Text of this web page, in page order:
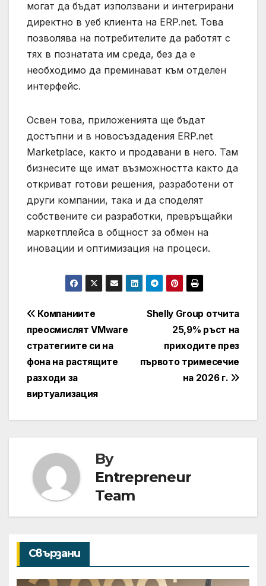
могат да бъдат използвани и интегрирани
директно в уеб клиента на ERP.net. Това
позволява на потребителите да работят с
тях в познатата им среда, без да е
необходимо да преминават към отделен
интерфейс.
Освен това, приложенията ще бъдат
достъпни и в новосъздадения ERP.net
Marketplace, както и продавани в него. Там
бизнесите ще имат възможността както да
откриват готови решения, разработени от
други компании, така и да споделят
собствените си разработки, превръщайки
маркетплейса в общност за обмен на
иновации и оптимизация на процеси.
Навигация
Shelly Group отчита
25,9% ръст на
приходите през
първото тримесечие
на 2026 г.
Компаниите
преосмислят VMware
стратегиите си на
фона на растящите
разходи за
виртуализация
By
Entrepreneur
Team
Свързани